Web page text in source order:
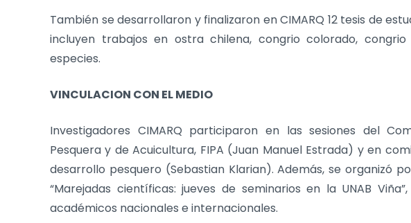
También se desarrollaron y finalizaron en CIMARQ 12 tesis de
incluyen trabajos en ostra chilena, congrio colorado,
especies.
VINCULACION CON EL MEDIO
Investigadores CIMARQ participaron en las sesiones del
Pesquera y de Acuicultura, FIPA (Juan Manuel Estrada) y en
desarrollo pesquero (Sebastian Klarian). Además, se organizó
“Marejadas científicas: jueves de seminarios en la UNAB
académicos nacionales e internacionales.